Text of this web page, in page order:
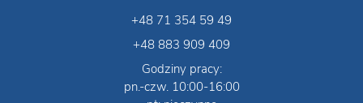
+48 71 354 59 49
+48 883 909 409
Godziny pracy:
pn.-czw. 10:00-16:00